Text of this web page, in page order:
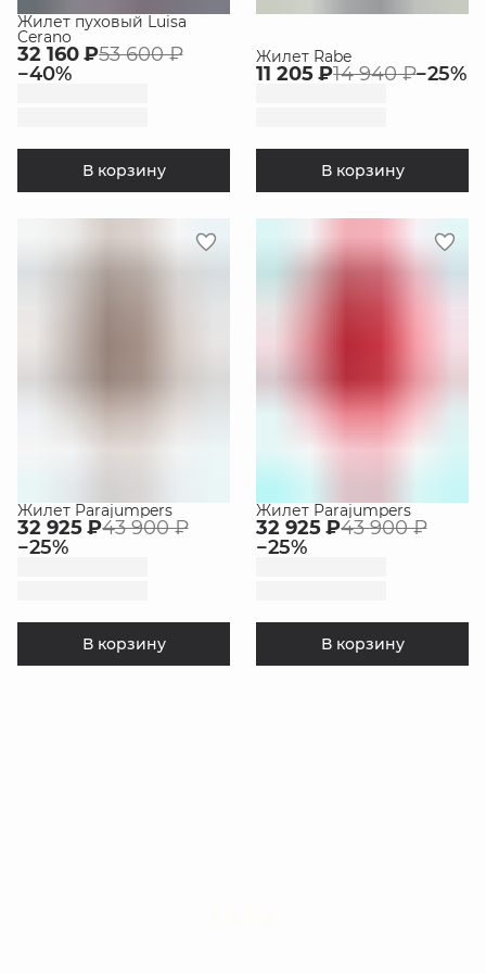
Жилет пуховый Luisa
Cerano
32 160 ₽53 600 ₽
−40%
В корзину
Жилет Rabe
11 205 ₽14 940 ₽−25%
В корзину
Жилет Parajumpers
32 925 ₽43 900 ₽
−25%
В корзину
Жилет Parajumpers
32 925 ₽43 900 ₽
−25%
В корзину